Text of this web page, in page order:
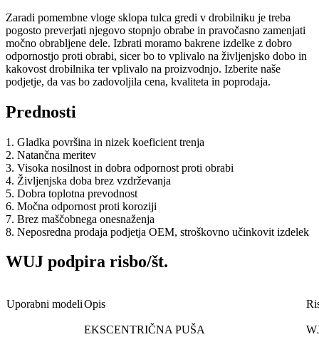
Zaradi pomembne vloge sklopa tulca gredi v drobilniku je treba
pogosto preverjati njegovo stopnjo obrabe in pravočasno zamenjati
močno obrabljene dele. Izbrati moramo bakrene izdelke z dobro
odpornostjo proti obrabi, sicer bo to vplivalo na življenjsko dobo in
kakovost drobilnika ter vplivalo na proizvodnjo. Izberite naše
podjetje, da vas bo zadovoljila cena, kvaliteta in poprodaja.
Prednosti
1. Gladka površina in nizek koeficient trenja
2. Natančna meritev
3. Visoka nosilnost in dobra odpornost proti obrabi
4. Življenjska doba brez vzdrževanja
5. Dobra toplotna prevodnost
6. Močna odpornost proti koroziji
7. Brez maščobnega onesnaženja
8. Neposredna prodaja podjetja OEM, stroškovno učinkovit izdelek
WUJ podpira risbo/št.
Uporabni modeliOpis
EKSCENTRIČNA PUŠA